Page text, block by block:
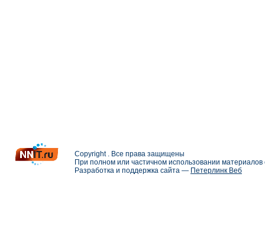
Copyright . Все права защищены
При полном или частичном использовании
Разработка и поддержка сайта — Петерлинк Веб